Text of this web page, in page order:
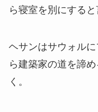
ら寝室を別にすると
ヘサンはサウォル
ら建築家の道を諦
く。